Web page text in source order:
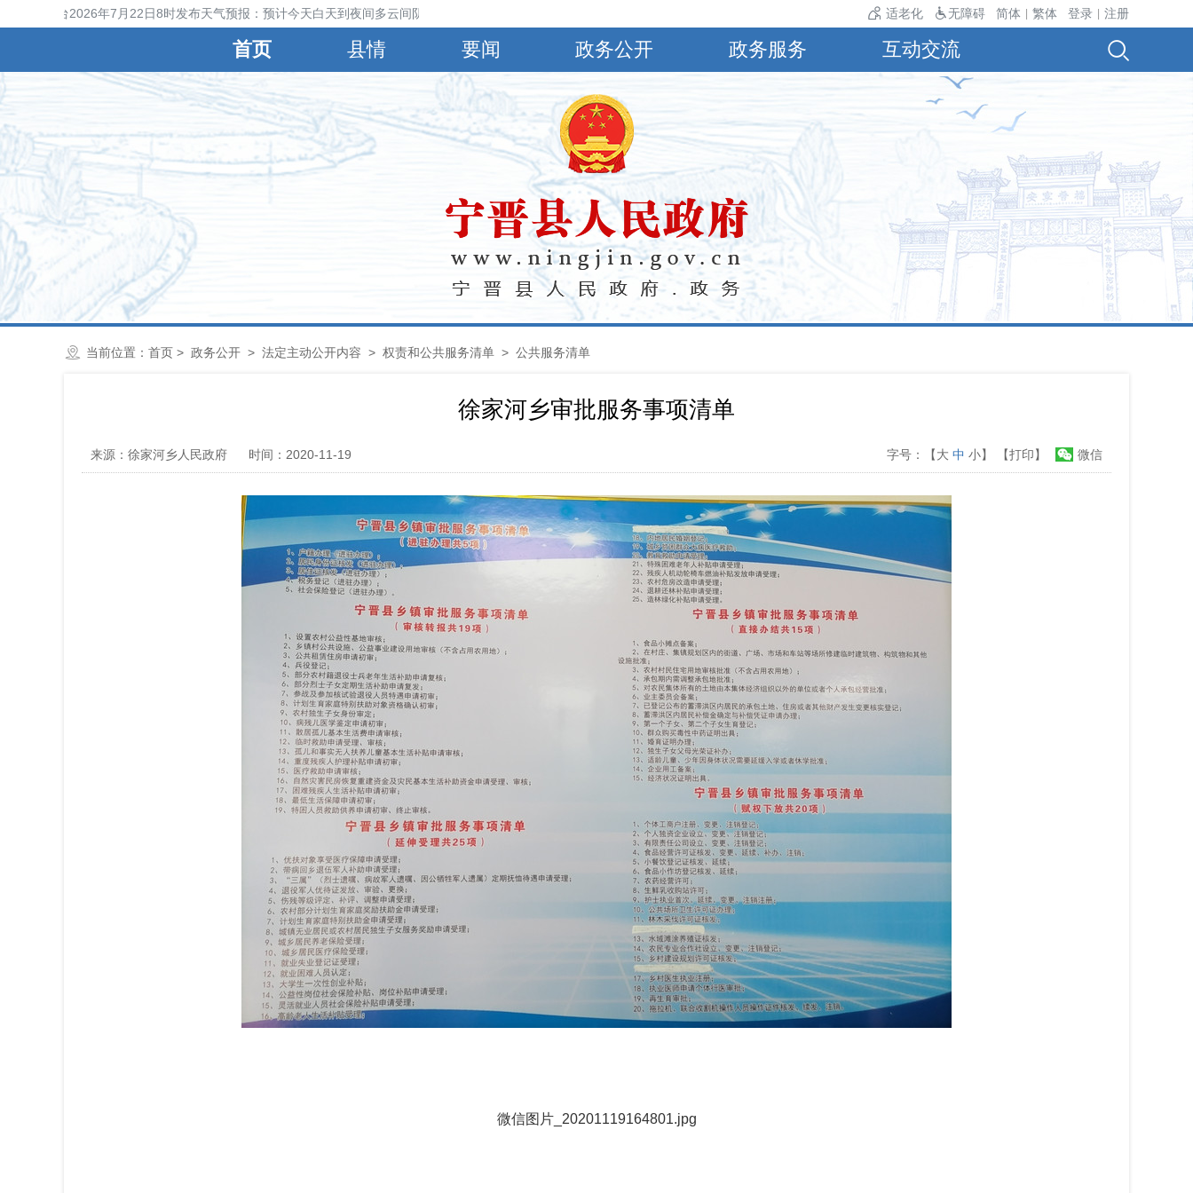
县气象台2026年7月22日8时发布天气预报：预计今天白天到夜间多云间阴，有小到中雨，偏南风4～5级，阵风6～8级，最高气温30℃，最低气温24℃。 适老化 无障碍 简体 繁体 登录 注册
首页 县情 要闻 政务公开 政务服务 互动交流
当前位置： 首页 > 政务公开 > 法定主动公开内容 > 权责和公共服务清单 > 公共服务清单
徐家河乡审批服务事项清单
来源：徐家河乡人民政府 时间：2020-11-19 微信
字号：【大 中 小】 【打印】
微信图片_20201119164801.jpg